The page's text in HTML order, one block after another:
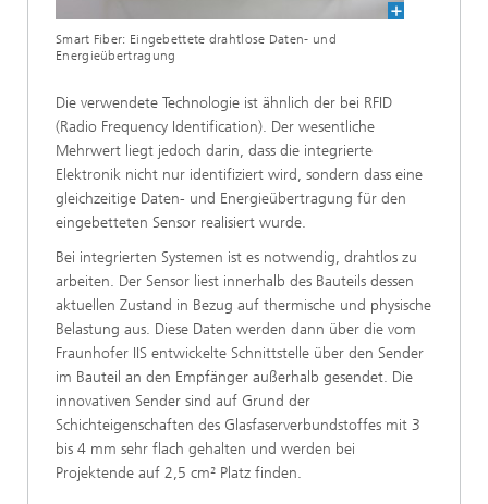
Smart Fiber: Eingebettete drahtlose Daten- und
Energieübertragung
Die verwendete Technologie ist ähnlich der bei RFID
(Radio Frequency Identification). Der wesentliche
Mehrwert liegt jedoch darin, dass die integrierte
Elektronik nicht nur identifiziert wird, sondern dass eine
gleichzeitige Daten- und Energieübertragung für den
eingebetteten Sensor realisiert wurde.
Bei integrierten Systemen ist es notwendig, drahtlos zu
arbeiten. Der Sensor liest innerhalb des Bauteils dessen
aktuellen Zustand in Bezug auf thermische und physische
Belastung aus. Diese Daten werden dann über die vom
Fraunhofer IIS entwickelte Schnittstelle über den Sender
im Bauteil an den Empfänger außerhalb gesendet. Die
innovativen Sender sind auf Grund der
Schichteigenschaften des Glasfaserverbundstoffes mit 3
bis 4 mm sehr flach gehalten und werden bei
Projektende auf 2,5 cm² Platz finden.